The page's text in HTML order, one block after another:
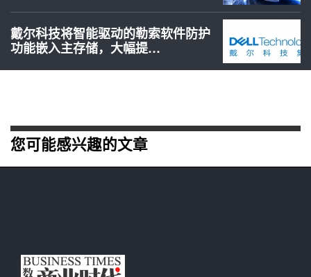
戴尔科技将智能驱动的勒索软件防护
功能嵌入主存储，大幅提…
您可能感兴趣的文章